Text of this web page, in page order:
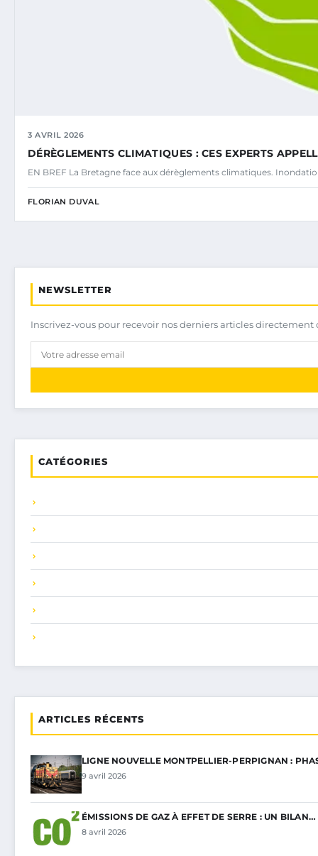
3 AVRIL 2026
DÉRÈGLEMENTS CLIMATIQUES : CES EXPERTS
EN BREF La Bretagne face aux dérèglements climatiques.
FLORIAN DUVAL
NEWSLETTER
Inscrivez-vous pour recevoir nos derniers articles
CATÉGORIES
ARTICLES RÉCENTS
LIGNE NOUVELLE MONTPELLIER-PERPIGNAN :
9 avril 2026
ÉMISSIONS DE GAZ À EFFET DE SERRE : UN BILAN…
8 avril 2026